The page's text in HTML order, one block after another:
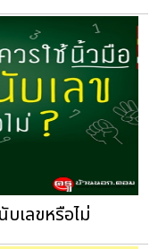
บเลขหรือไม่